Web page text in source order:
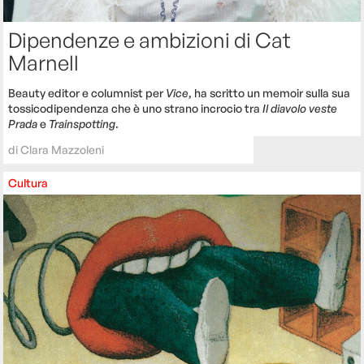
Dipendenze e ambizioni di Cat
Marnell
Beauty editor e columnist perVice, ha scritto un memoir sulla sua
tossicodipendenza che è uno strano incrocio traIl diavolo veste
Pradae Trainspotting.
diClara Mazzoleni
Cultura